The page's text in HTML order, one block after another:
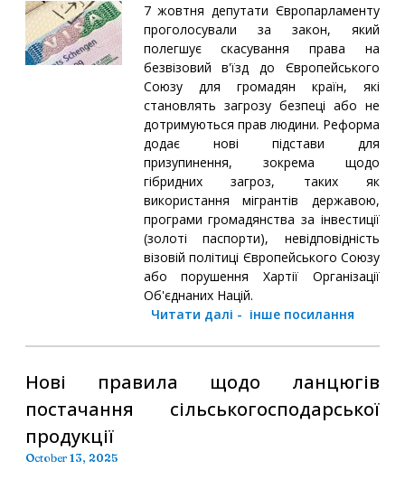
7 жовтня депутати Європарламенту
проголосували за закон, який
полегшує скасування права на
безвізовий в'їзд до Європейського
Союзу для громадян країн, які
становлять загрозу безпеці або не
дотримуються прав людини. Реформа
додає нові підстави для
призупинення, зокрема щодо
гібридних загроз, таких як
використання мігрантів державою,
програми громадянства за інвестиції
(золоті паспорти), невідповідність
візовій політиці Європейського Союзу
або порушення Хартії Організації
Об'єднаних Націй.
Читати далі - інше посилання
Нові правила щодо ланцюгів
постачання сільськогосподарської
продукції
October 13, 2025